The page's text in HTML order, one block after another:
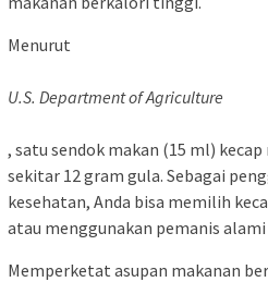
Menurut
U.S. Department of Agriculture
, satu sendok makan (15 ml)
sekitar 12 gram gula. Sebagai
kesehatan, Anda bisa memilih
atau menggunakan pemanis
Memperketat asupan makanan